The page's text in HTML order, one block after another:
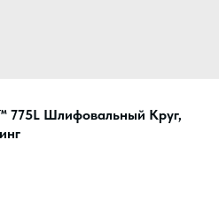
Шлифовальный Круг,